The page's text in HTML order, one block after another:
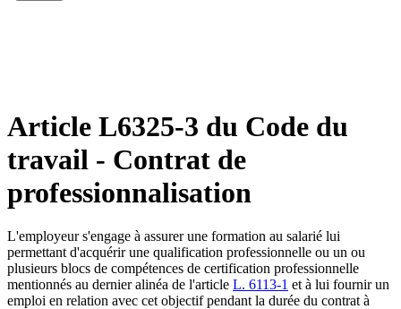
Article L6325-3 du Code du
travail - Contrat de
professionnalisation
L'employeur s'engage à assurer une formation au salarié lui
permettant d'acquérir une qualification professionnelle ou un ou
plusieurs blocs de compétences de certification professionnelle
mentionnés au dernier alinéa de l'article L. 6113-1 et à lui fournir un
emploi en relation avec cet objectif pendant la durée du contrat à